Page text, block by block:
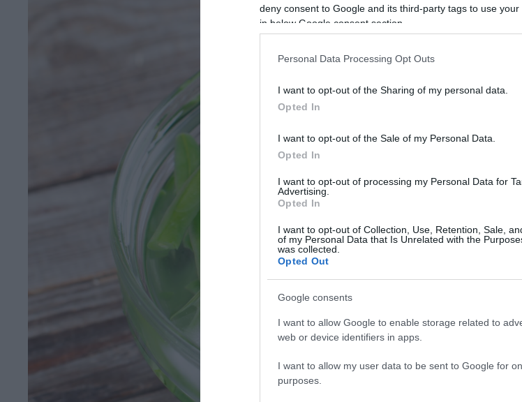
deny consent to Google and its third-party tags to use
in below Google consent section.
Personal Data Processing Opt Outs
I want to opt-out of the Sharing of my personal data.
Opted In
I want to opt-out of the Sale of my Personal Data.
Opted In
I want to opt-out of processing my Personal Data for
Advertising.
Opted In
I want to opt-out of Collection, Use, Retention, Sale,
of my Personal Data that Is Unrelated with the
was collected.
Opted Out
Google consents
I want to allow Google to enable storage related to
web or device identifiers in apps.
I want to allow my user data to be sent to Google for
purposes.